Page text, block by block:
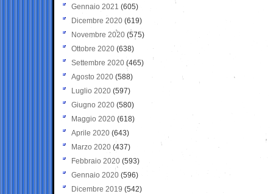
Gennaio 2021 (605)
Dicembre 2020 (619)
Novembre 2020 (575)
Ottobre 2020 (638)
Settembre 2020(465)
Agosto 2020 (588)
Luglio 2020 (597)
Giugno 2020 (580)
Maggio 2020 (618)
Aprile 2020 (643)
Marzo 2020 (437)
Febbraio 2020 (593)
Gennaio 2020 (596)
Dicembre 2019 (542)